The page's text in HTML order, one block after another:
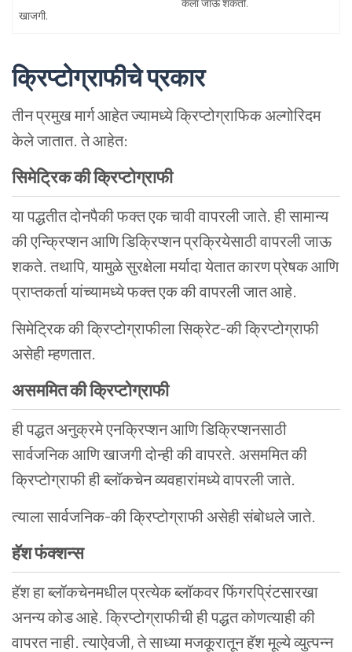
खाजगी.
केला जाऊ शकतो.
क्रिप्टोग्राफीचेप्रकार
तीन प्रमुख मार्ग आहेत ज्यामध्ये क्रिप्टोग्राफिक अल्गोरिदम
केले जातात. ते आहेत:
सिमेट्रिककीक्रिप्टोग्राफी
या पद्धतीत दोनपैकी फक्त एक चावी वापरली जाते. ही सामान्य
की एन्क्रिप्शन आणि डिक्रिप्शन प्रक्रियेसाठी वापरली जाऊ
शकते. तथापि, यामुळे सुरक्षेला मर्यादा येतात कारण प्रेषक आणि
प्राप्तकर्ता यांच्यामध्ये फक्त एक की वापरली जात आहे.
सिमेट्रिक की क्रिप्टोग्राफीला सिक्रेट-की क्रिप्टोग्राफी
असेही म्हणतात.
असममितकीक्रिप्टोग्राफी
ही पद्धत अनुक्रमे एनक्रिप्शन आणि डिक्रिप्शनसाठी
सार्वजनिक आणि खाजगी दोन्ही की वापरते. असममित की
क्रिप्टोग्राफी ही ब्लॉकचेन व्यवहारांमध्ये वापरली जाते.
त्याला सार्वजनिक-की क्रिप्टोग्राफी असेही संबोधले जाते.
हॅशफंक्शन्स
हॅश हा ब्लॉकचेनमधील प्रत्येक ब्लॉकवर फिंगरप्रिंटसारखा
अनन्य कोड आहे. क्रिप्टोग्राफीची ही पद्धत कोणत्याही की
वापरत नाही. त्याऐवजी, ते साध्या मजकूरातून हॅश मूल्ये व्युत्पन्न